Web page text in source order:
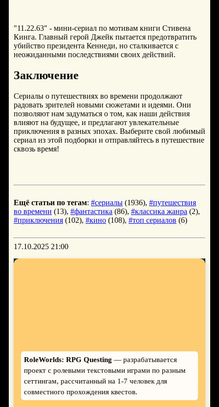
"11.22.63" - мини-сериал по мотивам книги Стивена
Кинга. Главный герой Джейк пытается предотвратить
убийство президента Кеннеди, но сталкивается с
неожиданными последствиями своих действий.
Заключение
Сериалы о путешествиях во времени продолжают
радовать зрителей новыми сюжетами и идеями. Они
позволяют нам задуматься о том, как наши действия
влияют на будущее, и предлагают увлекательные
приключения в разных эпохах. Выберите свой любимый
сериал из этой подборки и отправляйтесь в путешествие
сквозь время!
Ещё статьи по тегам: #сериалы (1936), #путешествия
во времени (13), #фантастика (86), #классика жанра (2),
#приключения (102), #кино (108), #топ сериалов (6)
17.10.2025 21:00
RoleWorlds: RPG Questing — разрабатывается
проект с ролевыми текстовыми играми по разным
сеттингам, рассчитанный на 1-7 человек для
совместного прохождения квестов.